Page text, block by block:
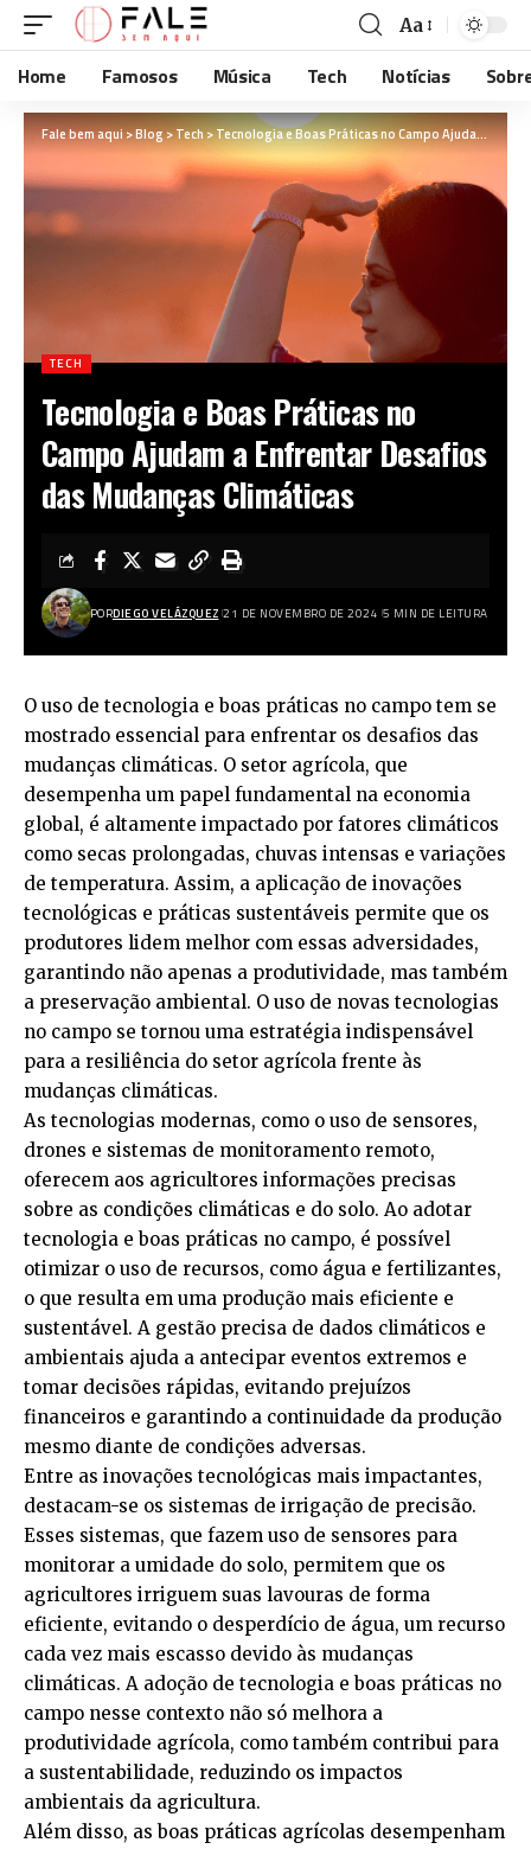
Aa
Home Famosos Música Tech Notícias
Fale bem aqui>Blog>Tech>Tecnologia e Boas Práticas no Campo Ajudam a Enfrentar Desafios das Mudanças Climáticas
TECH
Tecnologia e Boas Práticas no
Campo Ajudam a Enfrentar Desafios
das Mudanças Climáticas
PORDIEGO VELÁZQUEZ 21 DE NOVEMBRO DE 2024 5 MIN DE LEITURA
O uso de tecnologia e boas práticas no campo tem se
mostrado essencial para enfrentar os desafios das
mudanças climáticas. O setor agrícola, que
desempenha um papel fundamental na economia
global, é altamente impactado por fatores climáticos
como secas prolongadas, chuvas intensas e variações
de temperatura. Assim, a aplicação de inovações
tecnológicas e práticas sustentáveis permite que os
produtores lidem melhor com essas adversidades,
garantindo não apenas a produtividade, mas também
a preservação ambiental. O uso de novas tecnologias
no campo se tornou uma estratégia indispensável
para a resiliência do setor agrícola frente às
mudanças climáticas.
As tecnologias modernas, como o uso de sensores,
drones e sistemas de monitoramento remoto,
oferecem aos agricultores informações precisas
sobre as condições climáticas e do solo. Ao adotar
tecnologia e boas práticas no campo, é possível
otimizar o uso de recursos, como água e fertilizantes,
o que resulta em uma produção mais eficiente e
sustentável. A gestão precisa de dados climáticos e
ambientais ajuda a antecipar eventos extremos e
tomar decisões rápidas, evitando prejuízos
financeiros e garantindo a continuidade da produção
mesmo diante de condições adversas.
Entre as inovações tecnológicas mais impactantes,
destacam-se os sistemas de irrigação de precisão.
Esses sistemas, que fazem uso de sensores para
monitorar a umidade do solo, permitem que os
agricultores irriguem suas lavouras de forma
eficiente, evitando o desperdício de água, um recurso
cada vez mais escasso devido às mudanças
climáticas. A adoção de tecnologia e boas práticas no
campo nesse contexto não só melhora a
produtividade agrícola, como também contribui para
a sustentabilidade, reduzindo os impactos
ambientais da agricultura.
Além disso, as boas práticas agrícolas desempenham